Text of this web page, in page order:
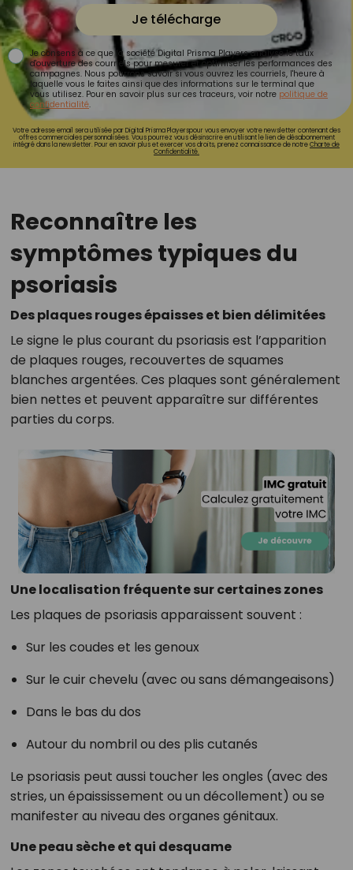
Je télécharge
Je consens à ce que la société Digital Prisma Players analyse le taux
d'ouverture des courriels pour mesurer et optimiser les performances des
campagnes. Nous pourrons savoir si vous ouvrez les courriels, l'heure à
laquelle vous le faites ainsi que des informations sur le terminal que
vous utilisez. Pour en savoir plus sur ces traceurs, voir notre politique de
confidentialité.
Votre adresse email sera utilisée par Digital Prisma Playerspour vous envoyer votre newsletter contenant des
offres commerciales personnalisées. Vous pourrez vous désinscrire en utilisant le lien de désabonnement
intégré dans la newsletter. Pour en savoir plus et exercer vos droits, prenez connaissance de notreCharte de
Confidentialité.
Reconnaître les
symptômes typiques du
psoriasis
Des plaques rouges épaisses et bien délimitées
Le signe le plus courant du psoriasis est l’apparition
de plaques rouges, recouvertes de squames
blanches argentées. Ces plaques sont généralement
bien nettes et peuvent apparaître sur différentes
parties du corps.
Une localisation fréquente sur certaines zones
Les plaques de psoriasis apparaissent souvent :
Sur les coudes et les genoux
Sur le cuir chevelu (avec ou sans démangeaisons)
Dans le bas du dos
Autour du nombril ou des plis cutanés
Le psoriasis peut aussi toucher les ongles (avec des
stries, un épaississement ou un décollement) ou se
manifester au niveau des organes génitaux.
Une peau sèche et qui desquame